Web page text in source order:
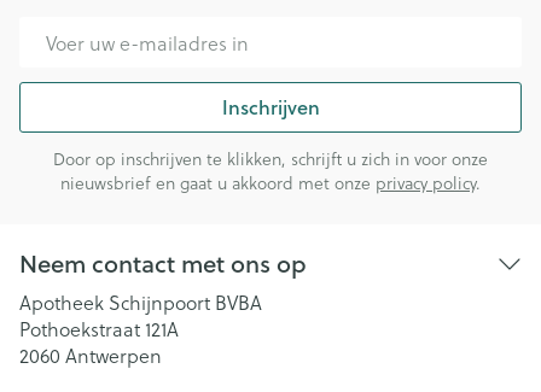
Inschrijven
Door op inschrijven te klikken, schrijft u zich in voor onze
nieuwsbrief en gaat u akkoord met onze privacy policy.
Neem contact met ons op
Apotheek Schijnpoort BVBA
Pothoekstraat 121A
2060 Antwerpen